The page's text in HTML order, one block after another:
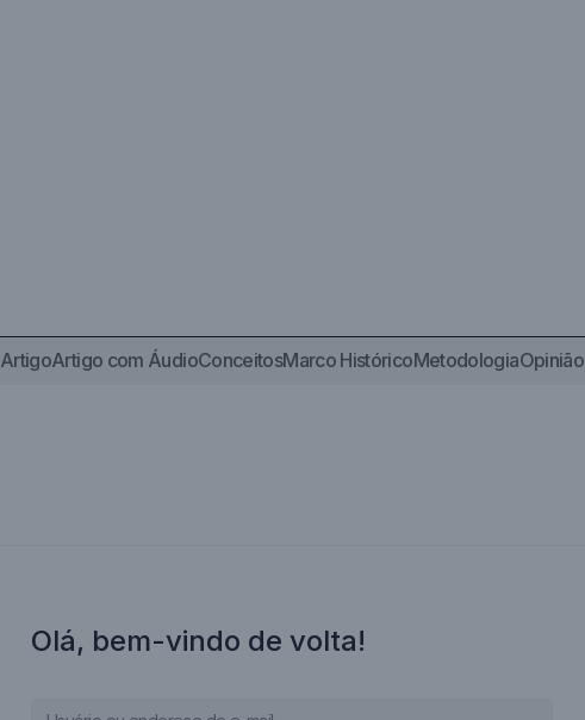
ArtigoArtigo com ÁudioConceitosMarco HistóricoMetodologiaOpinião
Olá, bem-vindo de volta!